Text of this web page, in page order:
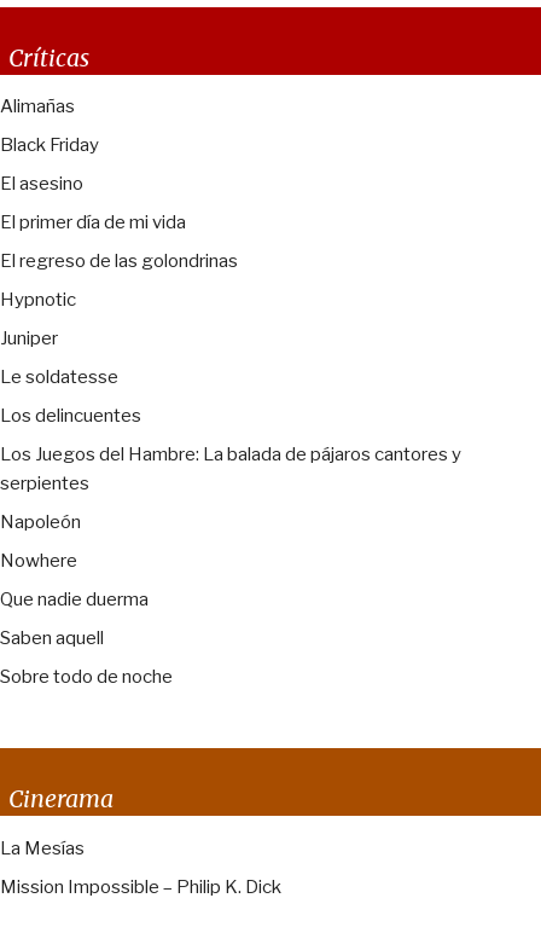
Críticas
Alimañas
Black Friday
El asesino
El primer día de mi vida
El regreso de las golondrinas
Hypnotic
Juniper
Le soldatesse
Los delincuentes
Los Juegos del Hambre: La balada de pájaros cantores y
serpientes
Napoleón
Nowhere
Que nadie duerma
Saben aquell
Sobre todo de noche
Cinerama
La Mesías
Mission Impossible – Philip K. Dick